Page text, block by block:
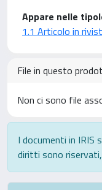
Appare nelle
1.1 Articolo in
File in questo
Non ci sono file
I documenti in
diritti sono